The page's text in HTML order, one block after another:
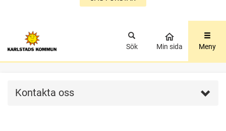
GÅ DIREKT TILL
Sök Min sida Meny
Kontakta oss